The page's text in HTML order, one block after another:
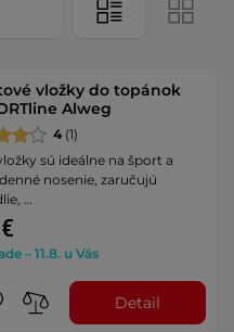
vložky do topánok
Alweg
4 (1)
sú ideálne na šport a
nosenie, zaručujú
…
– 11.8. u Vás
Detail